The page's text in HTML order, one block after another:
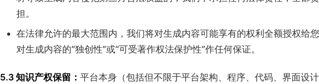
担。
在法律允许的最大范围内，我们将对生成内容可能享有的权利全额授权给
对生成内容的“独创性”或“可受著作权法保护性”作任何保证。
5.3 知识产权保留： 平台本身（包括但不限于平台架构、程序、代码、界面设